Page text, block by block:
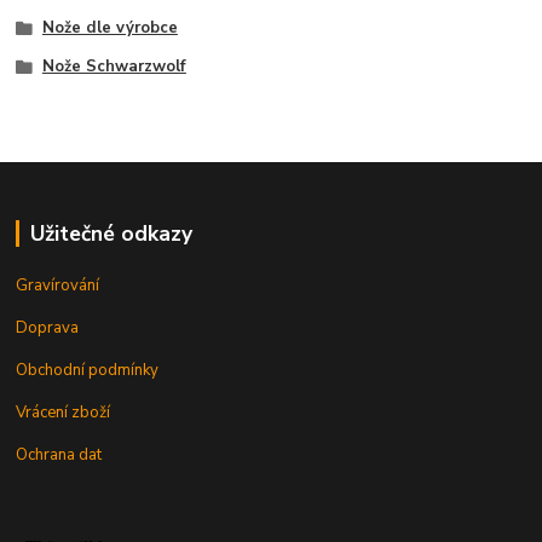
Nože dle výrobce
Nože Schwarzwolf
Užitečné odkazy
Gravírování
Doprava
Obchodní podmínky
Vrácení zboží
Ochrana dat